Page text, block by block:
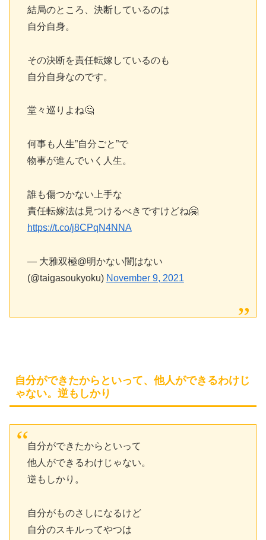
結局のところ、決断しているのは
自分自身。
その決断を責任転嫁しているのも
自分自身なのです。
堂々巡りよね🤔
何事も人生”自分ごと”で
物事が進んでいく人生。
誰も傷つかない上手な
責任転嫁法は見つけるべきですけどね🤗
https://t.co/j8CPqN4NNA
— 大雅双極@明かない闇はない
(@taigasoukyoku) November 9, 2021
自分ができたからといって、他人ができるわけじ
ゃない。逆もしかり
自分ができたからといって
他人ができるわけじゃない。
逆もしかり。
自分がものさしになるけど
自分のスキルってやつは